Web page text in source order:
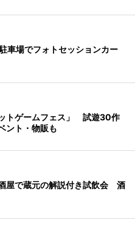
車場でフォトセッションカー
トゲームフェス」 試遊30作
ント・物販も
屋で蔵元の解説付き試飲会 酒